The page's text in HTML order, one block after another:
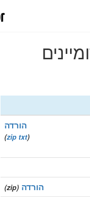
הורדה
(
zip txt
)
הורדה (zip)